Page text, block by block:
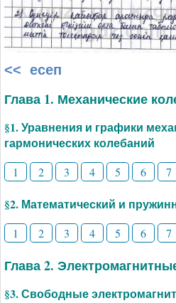
<< есеп
Глава 1. Механические
§1. Уравнения и графики
гармонических колебаний
1 2 3 4 5 6 7
§2. Математический и
1 2 3 4 5 6 7
Глава 2.
§3. Свободные